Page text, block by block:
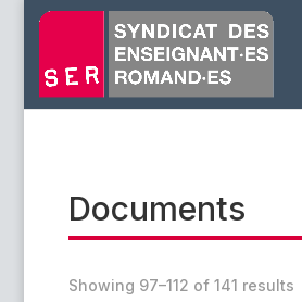
Documents
Showing 97–112 of 141 results